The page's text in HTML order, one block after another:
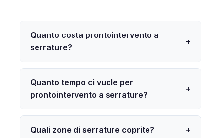
Quanto costa prontointervento a
serrature?
+
Quanto tempo ci vuole per
prontointervento a serrature?
+
Quali zone di serrature coprite? +